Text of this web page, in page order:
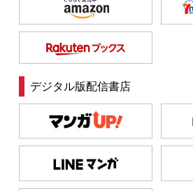
デジタル版配信書店